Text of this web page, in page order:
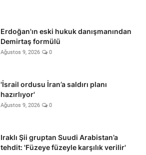
Erdoğan'ın eski hukuk danışmanından
Demirtaş formülü
Ağustos 9, 2026 0
'İsrail ordusu İran’a saldırı planı
hazırlıyor'
Ağustos 9, 2026 0
Iraklı Şii gruptan Suudi Arabistan’a
tehdit: 'Füzeye füzeyle karşılık verilir'